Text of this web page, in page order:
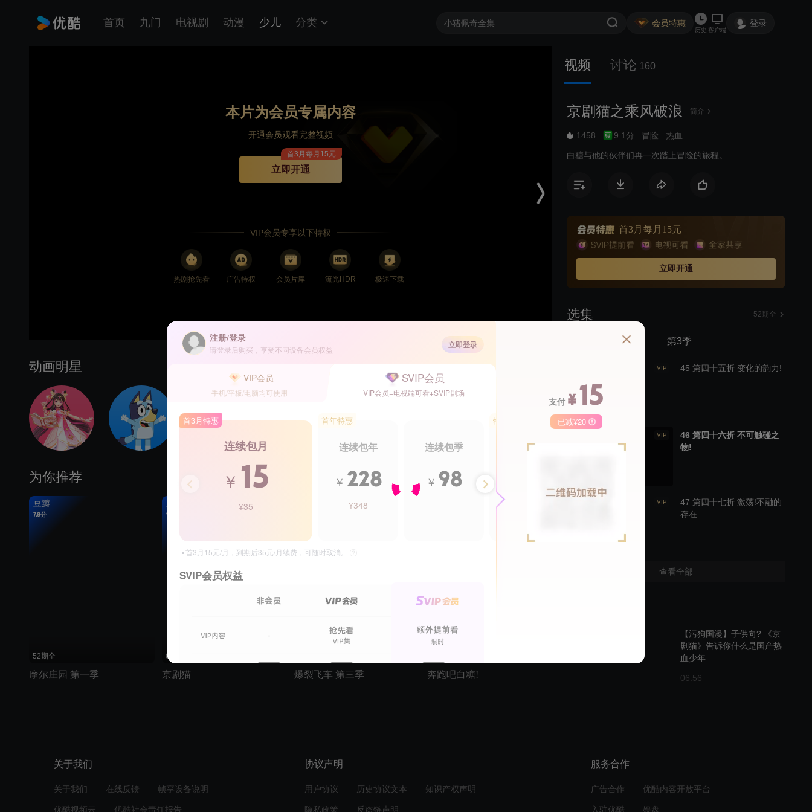
首页 九门 电视剧 动漫 少儿 分类 会员特惠
历史 客户端
登录
本片为会员专属内容
开通会员观看完整视频
立即开通
首3月每月15元
VIP会员专享以下特权
热剧抢先看 广告特权 会员片库 流光HDR 极速下载
视频 讨论 160
京剧猫之乘风破浪 简介
1458 9.1分 冒险 热血
白糖与他的伙伴们再一次踏上冒险的旅程。
首3月每月15元
立即开通
选集 52期全
第2季 第3季
VIP 45 第四十五折 变化的韵力!
VIP
46 第四十六折 不可触碰之
物!
VIP
47 第四十七折 激荡!不融的
存在
查看全部
【污狗国漫】子供向? 《京
剧猫》告诉你什么是国产热
血少年
06:56
动画明星
为你推荐
豆瓣
7.8分
52期全
摩尔庄园 第一季
豆瓣
9.4分
60期全
京剧猫 爆裂飞车 第三季 奔跑吧白糖!
关于我们
关于我们 在线反馈 帧享设备说明
优酷视频云 优酷社会责任报告
协议声明
用户协议 历史协议文本 知识产权声明
隐私政策 反盗链声明
服务合作
广告合作 优酷内容开放平台
入驻优酷 娱盘
注册/登录
请登录后购买，享受不同设备会员权益 立即登录
VIP会员
手机/平板/电脑均可使用
SVIP会员
VIP会员+电视端可看+SVIP剧场
首3月特惠
连续包月
￥ 15
¥35
首年特惠
连续包年
￥ 228
¥348
连续包季
￥ 98
特惠5.5折
年卡 季卡
首3月15元/月，到期后35元/月续费，可随时取消。
SVIP会员权益
支付 ¥15
已减¥20